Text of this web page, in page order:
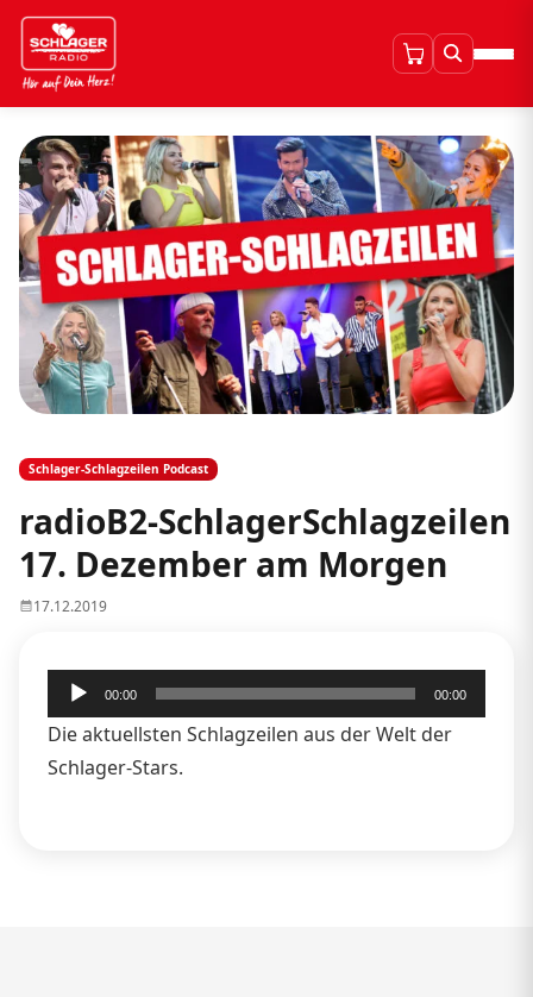
Schlager-Schlagzeilen Podcast
radioB2-SchlagerSchlagzeilen
17. Dezember am Morgen
17.12.2019
Audio-
Player
00:00 00:00
Die aktuellsten Schlagzeilen aus der Welt der
Schlager-Stars.